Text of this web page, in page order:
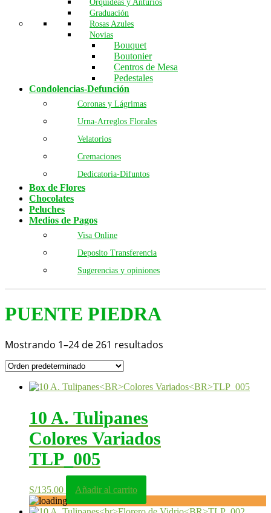
Orquídeas y Anturios
Graduación
Rosas Azules
Novias
Bouquet
Boutonier
Centros de Mesa
Pedestales
Condolencias-Defunción
Coronas y Lágrimas
Urna-Arreglos Florales
Velatorios
Cremaciones
Dedicatoria-Difuntos
Box de Flores
Chocolates
Peluches
Medios de Pagos
Visa Online
Deposito Transferencia
Sugerencias y opiniones
PUENTE PIEDRA
Mostrando 1–24 de 261 resultados
10 A. Tulipanes
Colores Variados
TLP_005
S/135.00 Añadir al carrito